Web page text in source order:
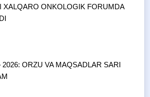
XALQARO ONKOLOGIK FORUMDA
2026: ORZU VA MAQSADLAR SARI